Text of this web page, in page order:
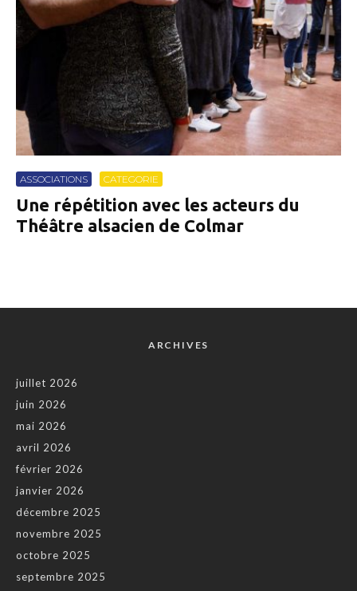
ASSOCIATIONS CATEGORIE
Une répétition avec les acteurs du
Théâtre alsacien de Colmar
ARCHIVES
juillet 2026
juin 2026
mai 2026
avril 2026
février 2026
janvier 2026
décembre 2025
novembre 2025
octobre 2025
septembre 2025